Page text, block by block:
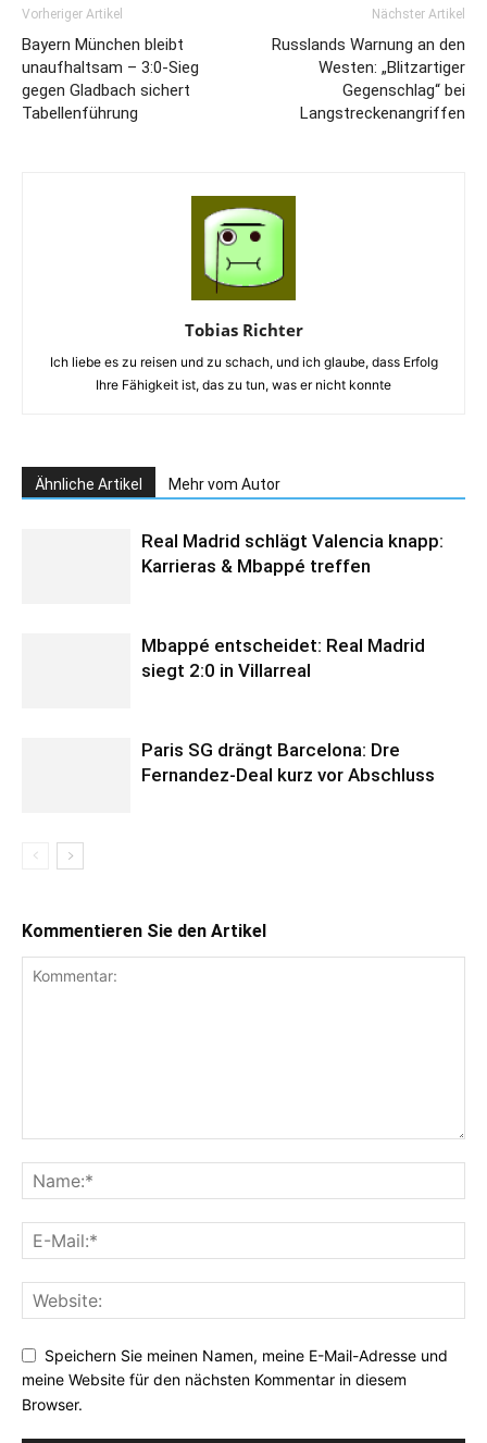
Vorheriger Artikel
Bayern München bleibt
unaufhaltsam – 3:0-Sieg
gegen Gladbach sichert
Tabellenführung
Nächster Artikel
Russlands Warnung an den
Westen: „Blitzartiger
Gegenschlag“ bei
Langstreckenangriffen
Tobias Richter
Ich liebe es zu reisen und zu schach, und ich glaube, dass Erfolg
Ihre Fähigkeit ist, das zu tun, was er nicht konnte
Ähnliche Artikel Mehr vom Autor
Real Madrid schlägt Valencia knapp:
Karrieras & Mbappé treffen
Mbappé entscheidet: Real Madrid
siegt 2:0 in Villarreal
Paris SG drängt Barcelona: Dre
Fernandez-Deal kurz vor Abschluss
Kommentieren Sie den Artikel
Speichern Sie meinen Namen, meine E-Mail-Adresse und
meine Website für den nächsten Kommentar in diesem
Browser.